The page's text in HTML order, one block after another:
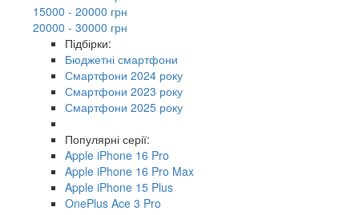
15000 - 20000 грн
20000 - 30000 грн
Підбірки:
Бюджетні смартфони
Смартфони 2024 року
Смартфони 2023 року
Смартфони 2025 року
Популярні серії:
Apple iPhone 16 Pro
Apple iPhone 16 Pro Max
Apple iPhone 15 Plus
OnePlus Ace 3 Pro